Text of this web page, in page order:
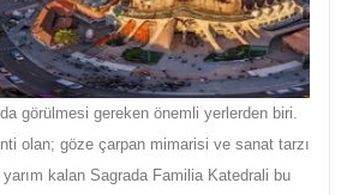
görülmesi gereken önemli yerlerden biri.
olan; göze çarpan mimarisi ve sanat tarzı
yarım kalan Sagrada Familia Katedrali bu